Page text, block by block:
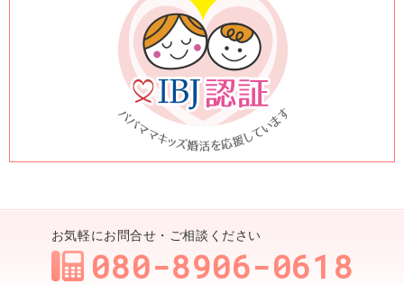
お気軽にお問合せ・ご相談ください
080-8906-0618